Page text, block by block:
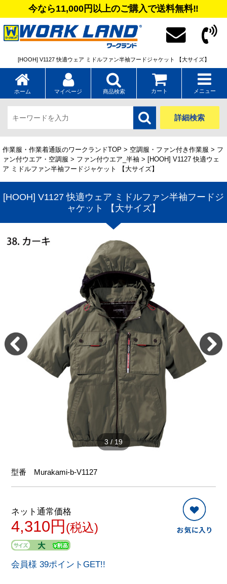
今なら11,000円以上のご購入で送料無料‼
[HOOH] V1127 快適ウェア ミドルファン半袖フードジャケット 【大サイズ】
ホーム マイページ 商品検索 カート メニュー
詳細検索
作業服・作業着通販のワークランドTOP > 空調服・ファン付き作業服 > フ
ァン付ウエア・空調服 > ファン付ウエア_半袖 > [HOOH] V1127 快適ウェ
ア ミドルファン半袖フードジャケット 【大サイズ】
[HOOH] V1127 快適ウェア ミドルファン半袖フードジ
ャケット 【大サイズ】
3 / 19
型番 Murakami-b-V1127
ネット通常価格
4,310円 (税込)
会員様 39ポイントGET!!